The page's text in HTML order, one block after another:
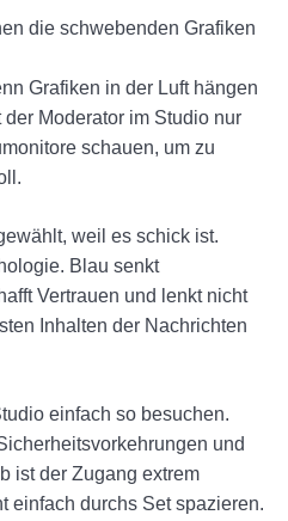
die schwebenden Grafiken
Grafiken in der Luft hängen
Moderator im Studio nur
schauen, um zu
weil es schick ist.
Blau senkt
Vertrauen und lenkt nicht
Inhalten der Nachrichten
einfach so besuchen.
und
ist der Zugang extrem
einfach durchs Set spazieren.